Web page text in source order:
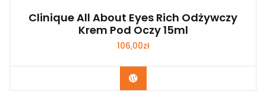
Clinique All About Eyes Rich Odżywczy
Krem Pod Oczy 15ml
106,00zł
Zobacz